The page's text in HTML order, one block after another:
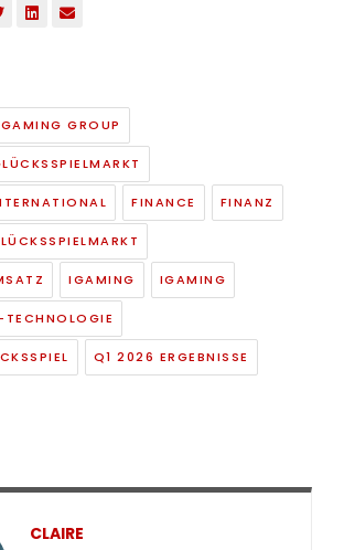
GROUP
FINANCE FINANZ
IGAMING IGAMING
Q1 2026 ERGEBNISSE
CLAIRE